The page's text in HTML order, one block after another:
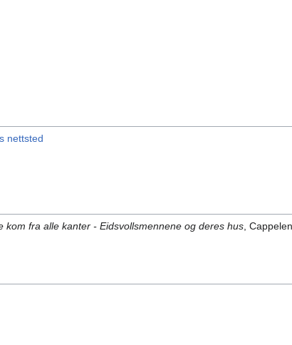
nettsted
kom fra alle kanter - Eidsvollsmennene og deres hus ,